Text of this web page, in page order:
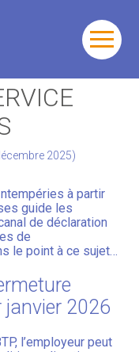
2025)
à partir
guide les
de déclaration
de
le point à ce sujet…
janvier 2026
l’employeur peut